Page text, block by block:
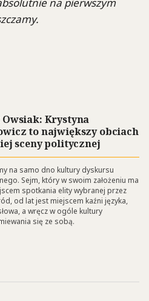
Owsiak: Krystyna
to największy obciach
sceny politycznej
na samo dno kultury dyskursu
Sejm, który w swoim założeniu ma
spotkania elity wybranej przez
od lat jest miejscem kaźni języka,
a wręcz w ogóle kultury
się ze sobą.